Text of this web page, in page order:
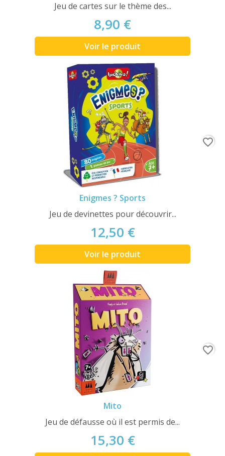
Jeu de cartes sur le thème des...
8,90 €
Voir le produit
Enigmes ? Sports
Jeu de devinettes pour découvrir...
12,50 €
Voir le produit
favorite_border
Mito
Jeu de défausse où il est permis de...
15,30 €
favorite_border